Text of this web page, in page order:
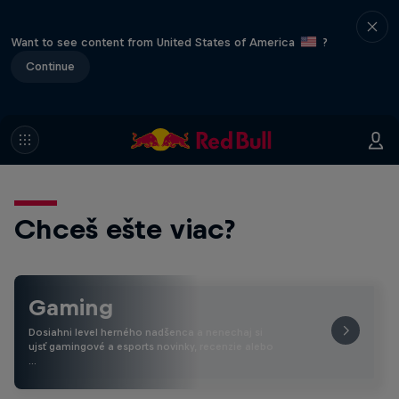
Want to see content from United States of America
?
Continue
Chceš ešte viac?
Gaming
Dosiahni level herného nadšenca a nenechaj si
ujsť gamingové a esports novinky, recenzie alebo